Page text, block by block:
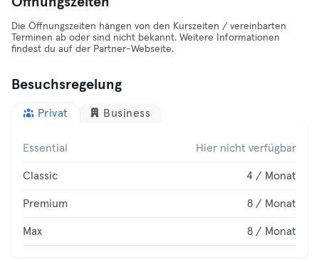
Die Öffnungszeiten hängen von den Kurszeiten / vereinbarten
Terminen ab oder sind nicht bekannt. Weitere Informationen
findest du auf der Partner-Webseite.
Besuchsregelung
Privat Business
Essential Hier nicht verfügbar
Classic 4 / Monat
Premium 8 / Monat
Max 8 / Monat